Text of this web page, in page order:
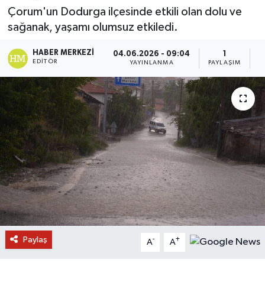
Çorum'un Dodurga ilçesinde etkili olan dolu ve
sağanak, yaşamı olumsuz etkiledi.
HABER MERKEZI
EDITÖR
04.06.2026 - 09:04
YAYINLANMA
1
PAYLAŞIM
Paylaş A- A+
Son Dakika Haberleri